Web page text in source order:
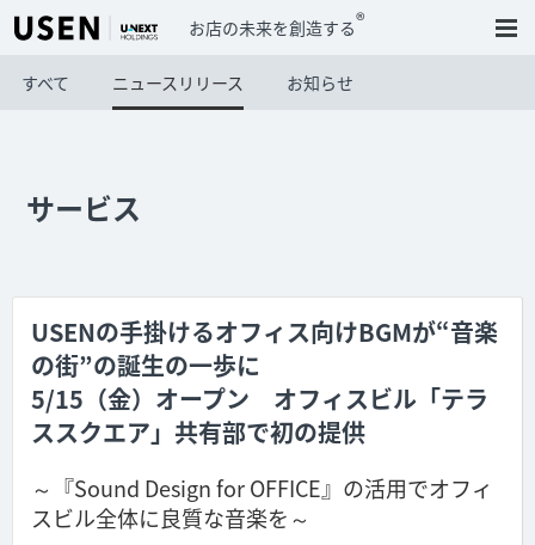
お店の未来を創造する®
すべて ニュースリリース お知らせ
サービス
USENの手掛けるオフィス向けBGMが“音楽
の街”の誕生の一歩に
5/15（金）オープン オフィスビル「テラ
ススクエア」共有部で初の提供
～『Sound Design for OFFICE』の活用でオフィ
スビル全体に良質な音楽を～